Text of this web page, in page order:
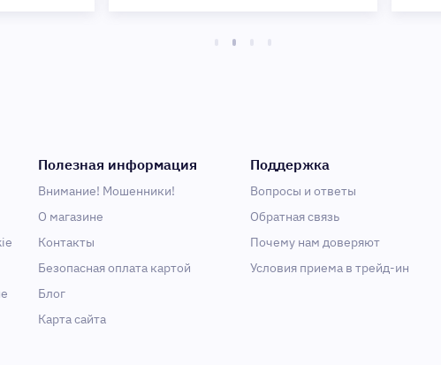
Полезная информация
Внимание! Мошенники!
О магазине
Контакты
Безопасная оплата картой
Блог
Карта сайта
Поддержка
Вопросы и ответы
Обратная связь
Почему нам доверяют
Условия приема в трейд-ин